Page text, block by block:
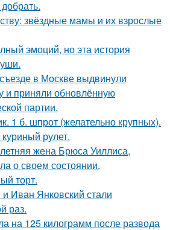
звёздные мамы и их взрослые
эмоций, но эта история
в Москве выдвинули
и приняли обновлённую
партии.
1 б. шпрот (желательно крупных).
рулет.
жена Брюса Уиллиса,
о своем состоянии.
торт.
Иван Янковский стали
раз.
на 125 килограмм после развода